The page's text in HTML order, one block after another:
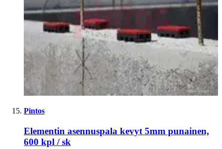
Pintos
Elementin asennuspala kevyt 5mm punainen,
600 kpl / sk